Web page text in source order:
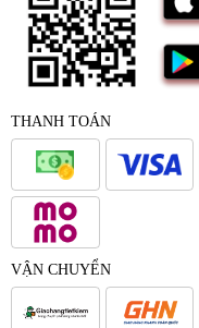
THANH TOÁN
VẬN CHUYỂN